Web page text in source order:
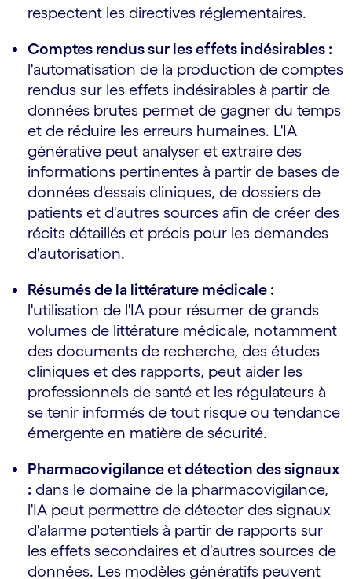
respectent les directives réglementaires.
Comptes rendus sur les effets indésirables :
l'automatisation de la production de comptes
rendus sur les effets indésirables à partir de
données brutes permet de gagner du temps
et de réduire les erreurs humaines. L'IA
générative peut analyser et extraire des
informations pertinentes à partir de bases de
données d'essais cliniques, de dossiers de
patients et d'autres sources afin de créer des
récits détaillés et précis pour les demandes
d'autorisation.
Résumés de la littérature médicale :
l'utilisation de l'IA pour résumer de grands
volumes de littérature médicale, notamment
des documents de recherche, des études
cliniques et des rapports, peut aider les
professionnels de santé et les régulateurs à
se tenir informés de tout risque ou tendance
émergente en matière de sécurité.
Pharmacovigilance et détection des signaux
: dans le domaine de la pharmacovigilance,
l'IA peut permettre de détecter des signaux
d'alarme potentiels à partir de rapports sur
les effets secondaires et d'autres sources de
données. Les modèles génératifs peuvent